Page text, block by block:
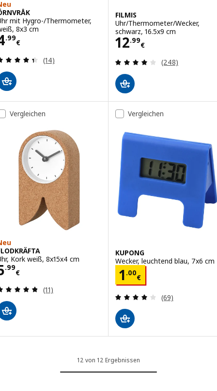
mit Hygro-/Thermometer,
8x3 cm
.99
€ 4.99€
Bewertungen: 4.4 von 5 Sternen. Bewertungen
(14)
FILMIS
Uhr/Thermometer/Wecker,
schwarz, 16.5x9 cm
12.99
€
Preis 12.99€
Bewertungen:
(248)
Vergleichen
Kork weiß, 8x15x4 cm
.99
€ 5.99€
Bewertungen: 4.8 von 5 Sternen. Bewertungen
(11)
Vergleichen
KUPONG
Wecker, leuchtend blau, 7x6 cm
1 .00
€
Preis 1.00€
Bewertungen:
(69)
12 von 12 Ergebnissen